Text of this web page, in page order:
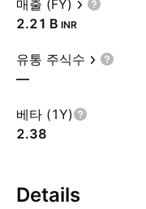
매출 (FY)
‪2.21 B‬ INR
유통 주식수
—
베타 (1Y)
2.38
Details